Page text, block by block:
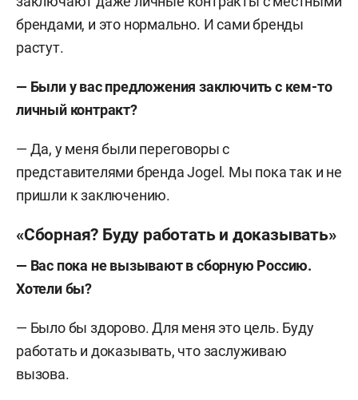
брендами, и это нормально. И сами бренды
растут.
— Были у вас предложения заключить с кем-то
личный контракт?
— Да, у меня были переговоры с
представителями бренда Jogel. Мы пока так и не
пришли к заключению.
«Сборная? Буду работать и доказывать»
— Вас пока не вызывают в сборную Россию.
Хотели бы?
— Было бы здорово. Для меня это цель. Буду
работать и доказывать, что заслуживаю
вызова.